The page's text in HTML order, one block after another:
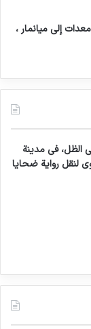
إلى ميانمار ،
الظل، في مدينة
لنقل رواية ضحايا